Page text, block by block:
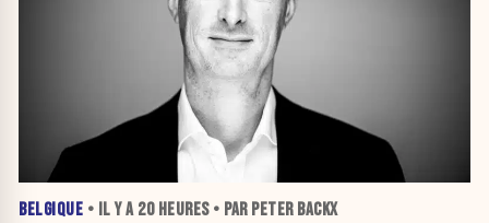
BELGIQUE • IL Y A 20 HEURES• PAR PETER BACKX